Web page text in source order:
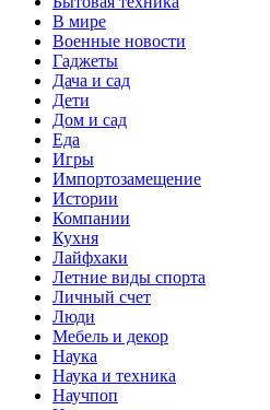
В мире
Военные новости
Гаджеты
Дача и сад
Дети
Дом и сад
Еда
Игры
Импортозамещение
Истории
Компании
Кухня
Лайфхаки
Летние виды спорта
Личный счет
Люди
Мебель и декор
Наука
Наука и техника
Научпоп